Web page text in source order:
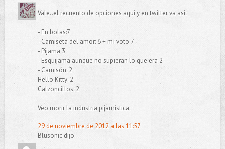
Vale..el recuento de opciones aqui y en twitter va asi:
- En bolas:7
- Camiseta del amor: 6 + mi voto 7
- Pijama 3
- Esquijama aunque no supieran lo que era 2
- Camisón: 2
Hello Kitty: 2
Calzoncillos: 2
Veo morir la industria pijamística.
29 de noviembre de 2012 a las 11:57
Blusonic dijo...